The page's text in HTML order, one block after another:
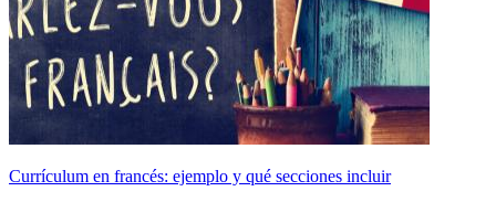
Currículum en francés: ejemplo y qué secciones incluir